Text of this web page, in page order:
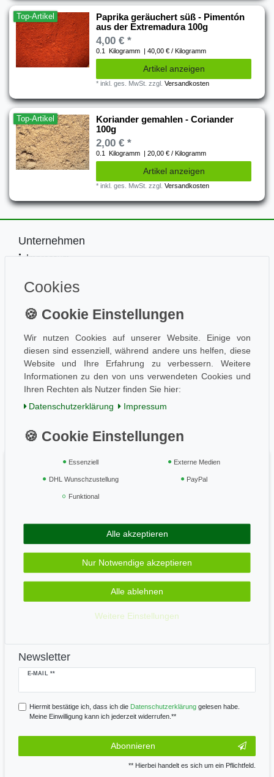
Top-Artikel
Paprika geräuchert süß - Pimentón
aus der Extremadura 100g
4,00 € *
0.1 Kilogramm | 40,00 € / Kilogramm
Artikel anzeigen
*inkl. ges. MwSt. zzgl.Versandkosten
Top-Artikel
Koriander gemahlen - Coriander
100g
2,00 € *
0.1 Kilogramm | 20,00 € / Kilogramm
Artikel anzeigen
*inkl. ges. MwSt. zzgl.Versandkosten
Unternehmen
Impressum
Datenschutz
Wissen
Aktuelles
Folge uns
Einkaufen
Zahlung und Versand
Geprüft & sicher
Zahle bequem per
Newsletter
E-MAIL **
Newsletter
Hiermit bestätige ich, dass ich die Daten­schutz­erklärunggelesen habe.
Meine Einwilligung kann ich jederzeit widerrufen.**
Abonnieren
** Hierbei handelt es sich um ein Pflichtfeld.
Cookies
Wir nutzen Cookies auf unserer Website. Einige von
diesen sind essenziell, während andere uns helfen, diese
Website und Ihre Erfahrung zu verbessern. Weitere
Informationen zu den von uns verwendeten Cookies und
Ihren Rechten als Nutzer finden Sie hier:
Daten­schutz­erklärung
Impressum
Essenziell Externe Medien
DHL Wunschzustellung PayPal
Funktional
Alle akzeptieren
Nur Notwendige akzeptieren
Alle ablehnen
Weitere Einstellungen